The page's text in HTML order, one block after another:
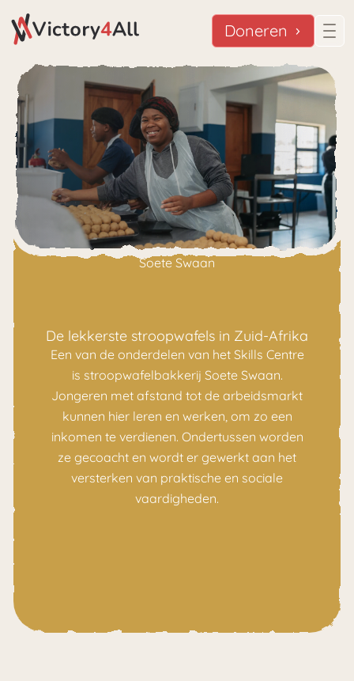
Doneren
Soete Swaan
De lekkerste stroopwafels in Zuid-Afrika
Een van de onderdelen van het Skills Centre
is stroopwafelbakkerij Soete Swaan.
Jongeren met afstand tot de arbeidsmarkt
kunnen hier leren en werken, om zo een
inkomen te verdienen. Ondertussen worden
ze gecoacht en wordt er gewerkt aan het
versterken van praktische en sociale
vaardigheden.